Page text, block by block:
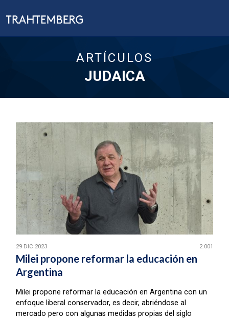
ARTÍCULOS
JUDAICA
29 DIC 2023 2.001
Milei propone reformar la educación en
Argentina
Milei propone reformar la educación en Argentina con un
enfoque liberal conservador, es decir, abriéndose al
mercado pero con algunas medidas propias del siglo